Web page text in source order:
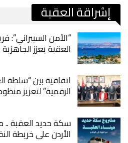
إشراقة العقبة
“الأمن السيبراني”:
العقبة يعزز
اتفاقية بين “سلطة
الرقمية” لتعزيز
سكة حديد العقبة ..
الأردن على خريطة